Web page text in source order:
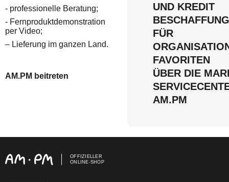
UND KREDIT
BESCHAFFUNG
FÜR
FAVORITEN
ÜBER DIE
AM.PM
- professionelle Beratung;
- Fernproduktdemonstration
per Video;
– Lieferung im ganzen Land.
AM.PM beitreten
OFFIZIELLER
ONLINE-SHOP